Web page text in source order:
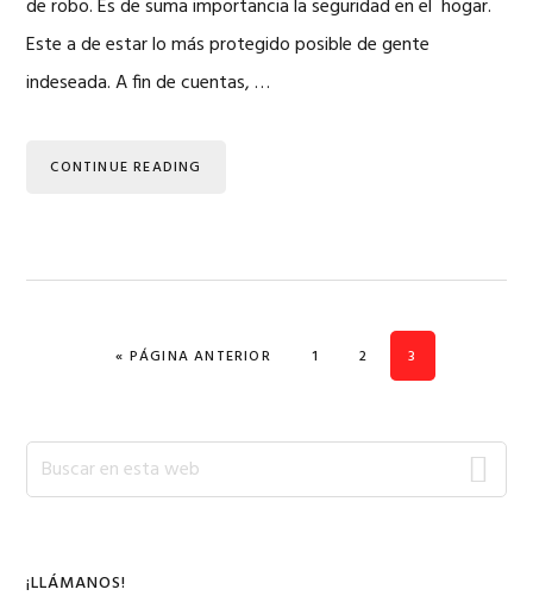
de robo. Es de suma importancia la seguridad en el hogar.
Este a de estar lo más protegido posible de gente
indeseada. A fin de cuentas, …
CONTINUE READING
« IR A LA
PÁGINA ANTERIOR PÁGINA
1 PÁGINA
2 PÁGINA
3
Barra
lateral
principal
Buscar
en
¡LLÁMANOS!